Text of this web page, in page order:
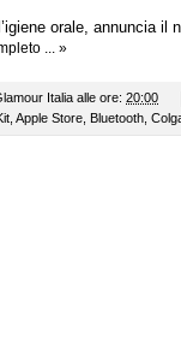
orale, annuncia il
... »
Italia alle ore: 20:00
Apple Store Bluetooth